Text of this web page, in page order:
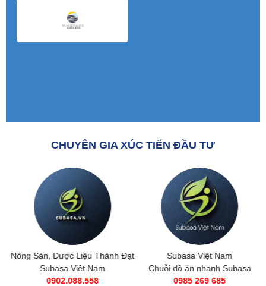
CHUYÊN GIA XÚC TIẾN ĐẦU TƯ
Nông Sản, Dược Liệu Thành Đạt
Subasa Việt Nam
0902.088.558
Subasa Việt Nam
Chuỗi đồ ăn nhanh Subasa
0985 269 685